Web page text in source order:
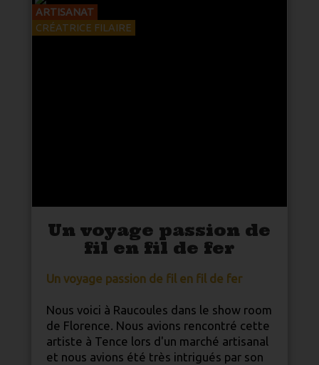
ARTISANAT
CRÉATRICE FILAIRE
Un voyage passion de
fil en fil de fer
Un voyage passion de fil en fil de fer
Nous voici à Raucoules dans le show room
de Florence. Nous avions rencontré cette
artiste à Tence lors d'un marché artisanal
et nous avions été très intrigués par son